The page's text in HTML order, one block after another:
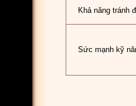
Khả năng tránh
Sức mạnh kỹ